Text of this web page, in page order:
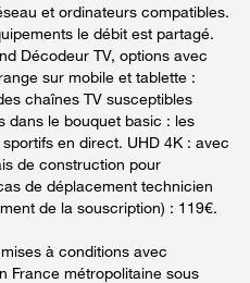
et ordinateurs compatibles.
le débit est partagé.
Décodeur TV, options avec
sur mobile et tablette :
chaînes TV susceptibles
dans le bouquet basic : les
en direct. UHD 4K : avec
de construction pour
de déplacement technicien
de la souscription) : 119€.
à conditions avec
France métropolitaine sous